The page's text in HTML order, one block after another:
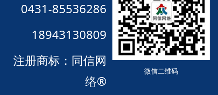
0431-85536286
18943130809
注册商标：同信网
络®
微信二维码